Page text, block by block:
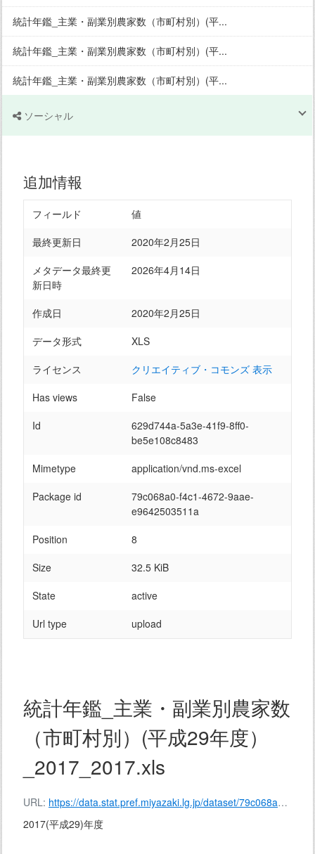
統計年鑑_主業・副業別農家数
（市町村別）(平成29年度）
_2017_2017.xls
URL: https://data.stat.pref.miyazaki.lg.jp/dataset/79c068a0-f4c1-4672-9aae-e9642503511a/resource/629d744a-5a3e-41f9-8ff0-be5e108c8483/download/%E7%B5%B1%E8%A8%88%E5%B9%B4%E9%91%91_%E4%B8%BB%E6%A5%AD%E3%83%BB%E5%89%AF%E6%A5%AD%E5%88%A5%E8%BE%B2%E5%AE%B6%E6%95%B0%EF%BC%88%E5%B8%82%E7%94%BA%E6%9D%91%E5%88%A5%EF%BC%89(%E5%B9%B3%E6%88%9029%E5%B9%B4%E5%BA%A6%EF%BC%89_2017_2017.xls
2017(平成29)年度
統計年鑑_主業・副業別農家数（市町村別）(平...
統計年鑑_主業・副業別農家数（市町村別）(平...
統計年鑑_主業・副業別農家数（市町村別）(平...
ソーシャル
追加情報
フィールド
値
最終更新日
2020年2月25日
メタデータ最終更
新日時
2026年4月14日
作成日
2020年2月25日
データ形式
XLS
ライセンス
クリエイティブ・コモンズ 表示
Has views
False
Id
629d744a-5a3e-41f9-8ff0-
be5e108c8483
Mimetype
application/vnd.ms-excel
Package id
79c068a0-f4c1-4672-9aae-
e9642503511a
Position
8
Size
32.5 KiB
State
active
Url type
upload